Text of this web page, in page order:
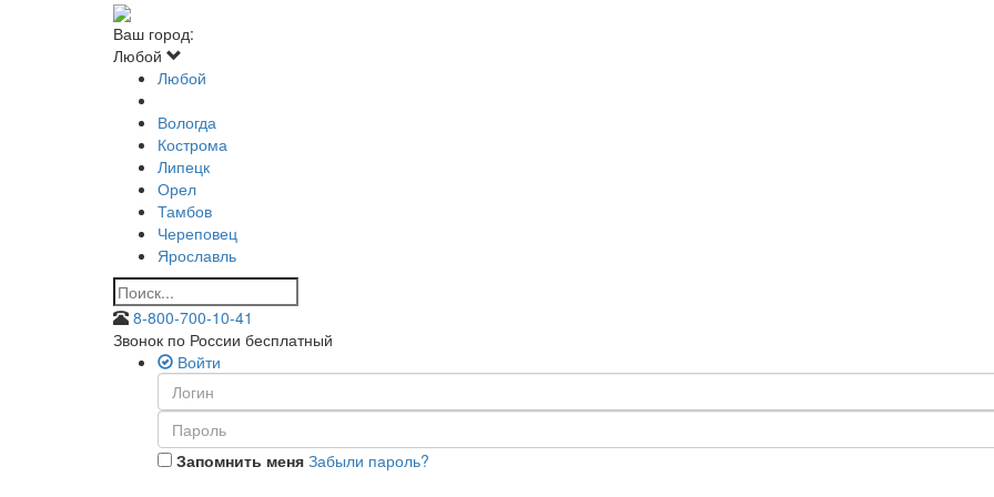
Ваш город:
Любой
Любой
Вологда
Кострома
Липецк
Орел
Тамбов
Череповец
Ярославль
8-800-700-10-41
Звонок по России бесплатный
Войти
Запомнить меня Забыли пароль?